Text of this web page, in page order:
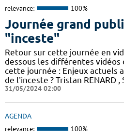
relevance: 100%
Journée grand
"inceste"
Retour sur cette journée en
dessous les différentes vidéos
cette journée : Enjeux actuels
de l'inceste ? Tristan RENARD ,
31/05/2024 02:00
AGENDA
relevance: 100%